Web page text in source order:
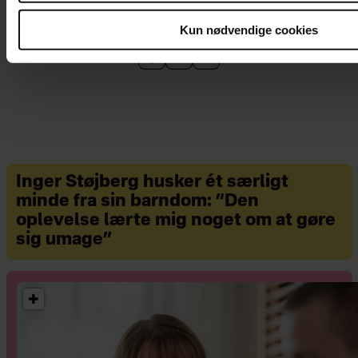
Kun nødvendige cookies
Inger Støjberg husker ét særligt
minde fra sin barndom: ”Den
oplevelse lærte mig noget om at gøre
sig umage”